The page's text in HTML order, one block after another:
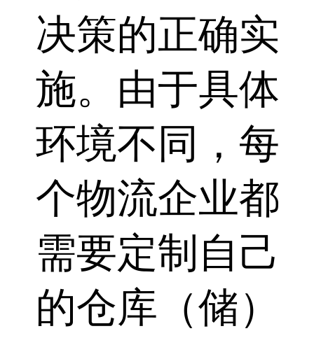
决策的正确实
施。由于具体
环境不同，每
个物流企业都
需要定制自己
的仓库（储）